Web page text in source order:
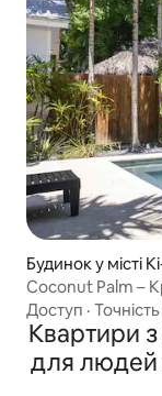
Будинок у місті
Coconut Palm –
басейном
Доступ · Точність
Квартири
для людей